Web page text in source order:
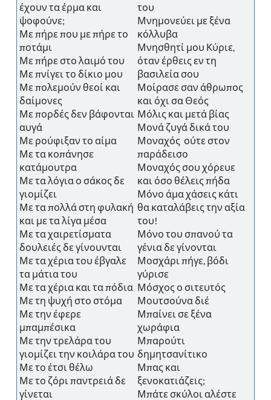
έχουν τα έρμα και
ψοφούνε;
Με πήρε που με πήρε το
ποτάμι
Με πήρε στο λαιμό του
Με πνίγει το δίκιο μου
Με πολεμούν θεοί και
δαίμονες
Με πορδές δεν βάφονται
αυγά
Με ρούφιξαν το αίμα
Με τα κοπάνησε
κατάμουτρα
Με τα λόγια ο σάκος δε
γιομίζει
Με τα πολλά στη φυλακή
και με τα λίγα μέσα
Με τα χαιρετίσματα
δουλειές δε γίνουνται
Με τα χέρια του έβγαλε
τα μάτια του
Με τα χέρια και τα πόδια
Με τη ψυχή στο στόμα
Με την έφερε
μπαμπέσικα
Με την τρελάρα του
γιομίζει την κοιλάρα του
Με το έτσι θέλω
Με το ζόρι παντρειά δε
γίνεται
του
Μνημονεύει με ξένα
κόλλυβα
Μνησθητί μου Κύριε,
όταν έρθεις εν τη
βασιλεία σου
Μοίρασε σαν άθρωπος
και όχι σα Θεός
Μόλις και μετά βίας
Μονά ζυγά δικά του
Μοναχός ούτε στον
παράδεισο
Μοναχός σου χόρευε
και όσο θέλεις πήδα
Μόνο άμα χάσεις κάτι
θα καταλάβεις την αξία
του!
Μόνο του σπανού τα
γένια δε γίνονται
Μοσχάρι πήγε, βόδι
γύρισε
Μόσχος ο σιτευτός
Μουτσούνα διέ
Μπαίνει σε ξένα
χωράφια
Μπαρούτι
δημητσανίτικο
Μπας και
ξενοκατιάζεις;
Μπάτε σκύλοι αλέστε